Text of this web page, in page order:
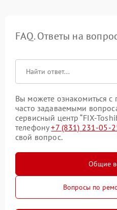
FAQ. Ответы на
Вы можете ознакомиться
часто задаваемыми
сервисный центр “FIX-
телефону+7 (831) 231-05-
свой вопрос.
Общие
Вопросы по